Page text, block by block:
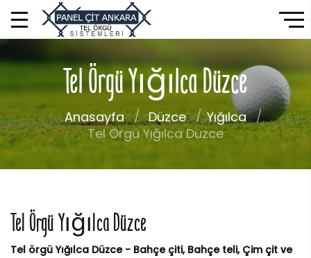
Tel Örgü Yığılca Düzce
Anasayfa Düzce
Yığılca
Tel Örgü Yığılca Düzce
Tel Örgü Yığılca Düzce
Tel örgü Yığılca Düzce - Bahçe çiti, Bahçe teli, Çim çit ve